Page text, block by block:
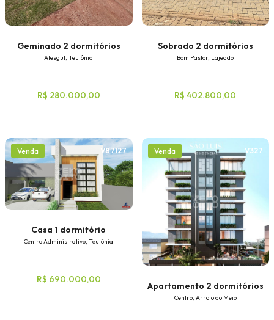
Geminado 2 dormitórios
Alesgut, Teutônia
R$ 280.000,00
Sobrado 2 dormitórios
Bom Pastor, Lajeado
R$ 402.800,00
Venda V87127
Casa 1 dormitório
Centro Administrativo, Teutônia
R$ 690.000,00
Venda V327
Apartamento 2 dormitórios
Centro, Arroio do Meio